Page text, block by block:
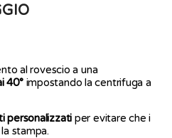
al rovescio a una
40° impostando la centrifuga a
personalizzati per evitare che i
stampa.